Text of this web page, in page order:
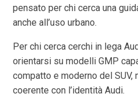
pensato per chi cerca una
anche all’uso urbano.
Per chi cerca cerchi in lega
orientarsi su modelli GMP
compatto e moderno del SUV,
coerente con l’identità Audi.